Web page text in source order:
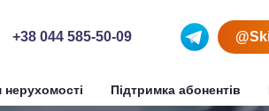
+38 044 585-50-09
Підтримка абонентів